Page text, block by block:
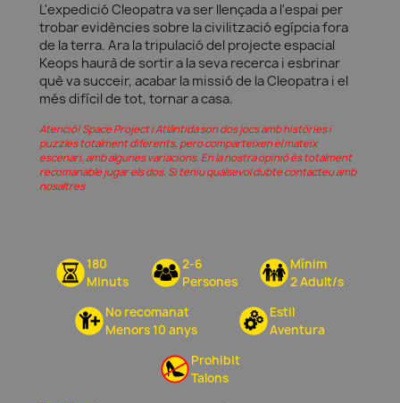
L'expedició Cleopatra va ser llençada a l'espai per
trobar evidències sobre la civilització egípcia fora
de la terra. Ara la tripulació del projecte espacial
Keops haurà de sortir a la seva recerca i esbrinar
què va succeir, acabar la missió de la Cleopatra i el
més difícil de tot, tornar a casa.
Atenció! Space Project i Atlàntida son dos jocs amb històries i
puzzles totalment diferents, pero comparteixen el mateix
escenari, amb algunes variacions. En la nostra opinió és totalment
recomanable jugar els dos. Si teniu qualsevol dubte contacteu amb
nosaltres
180
Minuts
2-6
Persones
Mínim
2 Adult/s
No recomanat
Menors 10 anys
Estil
Aventura
Prohibit
Talons